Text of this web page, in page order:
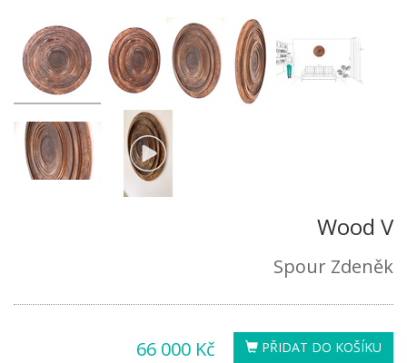
Wood V
Spour Zdeněk
PŘIDAT DO KOŠÍKU
66 000 Kč